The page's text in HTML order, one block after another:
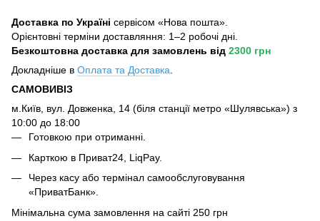
Доставка по Україні сервісом «Нова пошта».
Орієнтовні терміни доставляння: 1–2 робочі дні.
Безкоштовна доставка для замовлень від 2300 грн
Докладніше в Оплата та Доставка.
САМОВИВІЗ
м.Київ, вул. Довженка, 14 (біля станції метро «Шулявська») з
10:00 до 18:00
Готовкою при отриманні.
Карткою в Приват24, LiqPay.
Через касу або термінал самообслуговування
«ПриватБанк».
Мінімальна сума замовлення на сайті 250 грн